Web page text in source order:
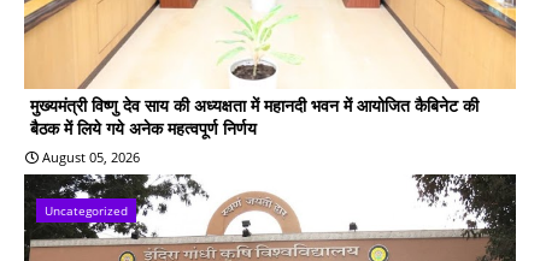
मुख्यमंत्री विष्णु देव साय की अध्यक्षता में महानदी भवन में आयोजित कैबिनेट की
बैठक में लिये गये अनेक महत्वपूर्ण निर्णय
August 05, 2026
Uncategorized